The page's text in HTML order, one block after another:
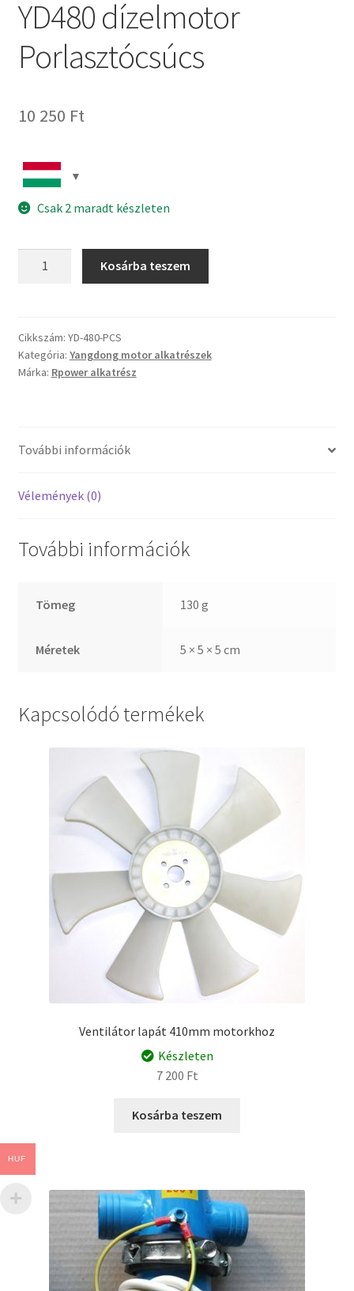
YD480 dízelmotor
Porlasztócsúcs
10 250 Ft
Csak 2 maradt készleten
Kosárba teszem
Cikkszám: YD-480-PCS
Kategória: Yangdong motor alkatrészek
Márka: Rpower alkatrész
További információk
Vélemények (0)
További információk
Tömeg 130 g
Méretek 5 × 5 × 5 cm
Kapcsolódó termékek
Ventilátor lapát 410mm motorkhoz
Készleten
7 200 Ft
Kosárba teszem
HUF